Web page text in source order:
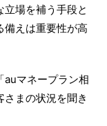
場を補う手段と
備えは重要性が高
auマネープラン相
まの状況を聞き